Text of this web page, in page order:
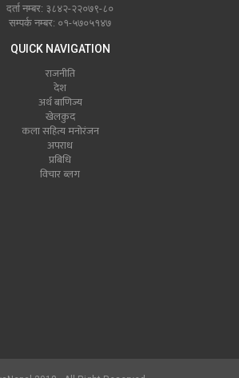
दर्ता नम्बर: ३८४२-२२०७९-८०
सम्पर्क नम्बर: ०१-५७०५१४७
QUICK NAVIGATION
राजनीति
देश
अर्थ बाणिज्य
खेलकुद
कला सहित्य मनोरंजन
अपराध
प्रबिधि
विचार ब्लग